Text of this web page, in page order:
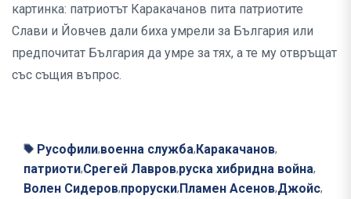
картинка: патриотът Каракачанов пита патриотите
Слави и Йовчев дали биха умрели за България или
предпочитат България да умре за тях, а те му отвръщат
със същия въпрос.
Русофили,военна служба,Каракачанов,
патриоти,Срегей Лавров,руска хибридна война,
Волен Сидеров,проруски,Пламен Асенов,Джойс,